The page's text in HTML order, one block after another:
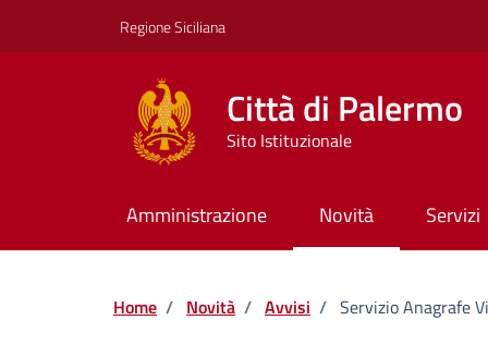
Regione Siciliana
Città di Palermo
Sito Istituzionale
Amministrazione Novità Servizi
Home / Novità / Avvisi / Servizio Anagrafe